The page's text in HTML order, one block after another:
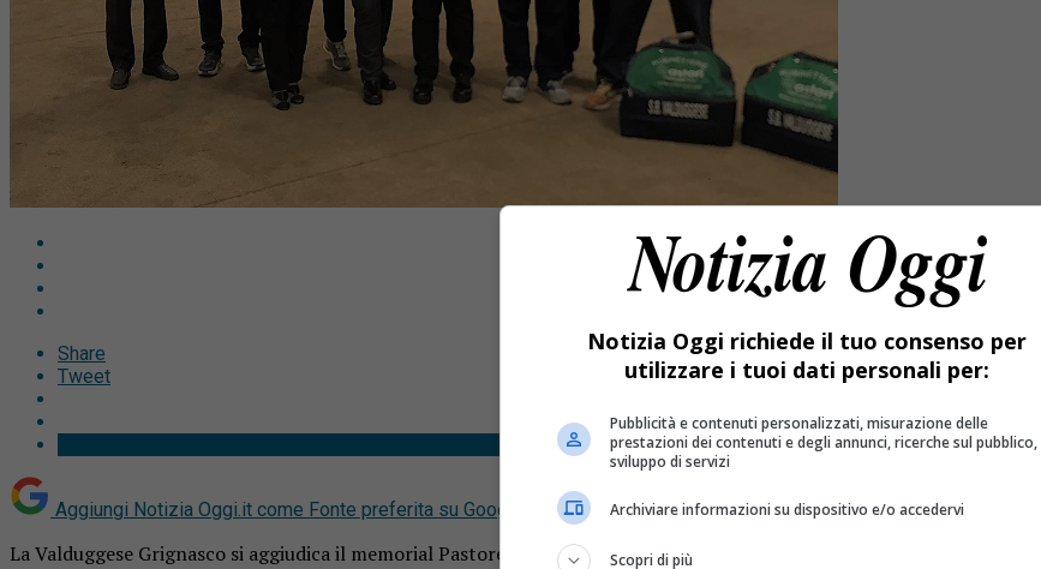
Share
Tweet
Aggiungi Notizia Oggi.it come Fonte preferita su Google
La Valduggese Grignasco si aggiudica il memorial Pastore a Romagnano.
Notizia Oggi richiede il tuo consenso per
utilizzare i tuoi dati personali per:
Pubblicità e contenuti personalizzati, misurazione delle
prestazioni dei contenuti e degli annunci, ricerche sul pubblico,
sviluppo di servizi
Archiviare informazioni su dispositivo e/o accedervi
Scopri di più